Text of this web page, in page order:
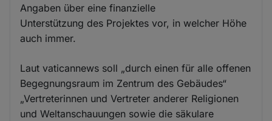
Angaben über eine finanzielle
Unterstützung des Projektes vor, in welcher Höhe
auch immer.
Laut vaticannews soll „durch einen für alle offenen
Begegnungsraum im Zentrum des Gebäudes“
„Vertreterinnen und Vertreter anderer Religionen
und Weltanschauungen sowie die säkulare